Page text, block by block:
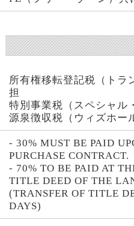
所有権移転登記税（トラ
担
特別事業税（スペシャル
源泉徴収税（ウィズホー
- 30% MUST BE PAID
PURCHASE CONTRACT.
- 70% TO BE PAID AT
TITLE DEED OF THE
(TRANSFER OF TITLE
DAYS)